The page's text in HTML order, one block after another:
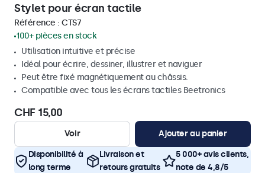
Stylet pour écran tactile
Référence : CTS7
100+ pièces en stock
Utilisation intuitive et précise
Idéal pour écrire, dessiner, illustrer et naviguer
Peut être fixé magnétiquement au châssis.
Compatible avec tous les écrans tactiles Beetronics
CHF 15,00
Voir Ajouter au panier
Disponibilité à
long terme
Livraison et
retours gratuits
5 000+ avis clients,
note de 4,8/5